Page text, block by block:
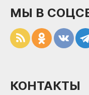
МЫ В
КОНТАКТЫ